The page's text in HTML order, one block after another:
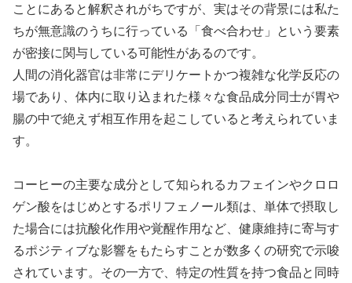
ことにあると解釈されがちですが、実はその背景には私た
ちが無意識のうちに行っている「食べ合わせ」という要素
が密接に関与している可能性があるのです。
人間の消化器官は非常にデリケートかつ複雑な化学反応の
場であり、体内に取り込まれた様々な食品成分同士が胃や
腸の中で絶えず相互作用を起こしていると考えられていま
す。
コーヒーの主要な成分として知られるカフェインやクロロ
ゲン酸をはじめとするポリフェノール類は、単体で摂取し
た場合には抗酸化作用や覚醒作用など、健康維持に寄与す
るポジティブな影響をもたらすことが数多くの研究で示唆
されています。その一方で、特定の性質を持つ食品と同時